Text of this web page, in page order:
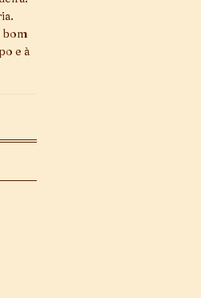
bom
e à